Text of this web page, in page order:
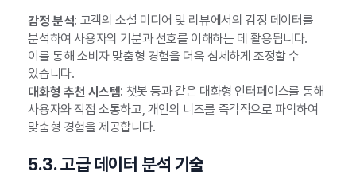
감정 분석: 고객의 소셜 미디어 및 리뷰에서의 감정 데이터를
분석하여 사용자의 기분과 선호를 이해하는 데 활용됩니다.
이를 통해 소비자 맞춤형 경험을 더욱 섬세하게 조정할 수
있습니다.
대화형 추천 시스템: 챗봇 등과 같은 대화형 인터페이스를 통해
사용자와 직접 소통하고, 개인의 니즈를 즉각적으로 파악하여
맞춤형 경험을 제공합니다.
5.3. 고급 데이터 분석 기술